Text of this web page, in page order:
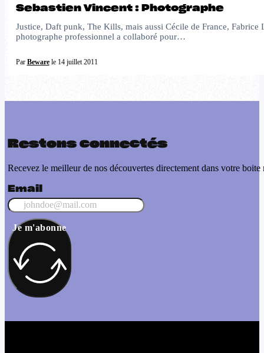
Sebastien Vincent : Photographe
Justice, Daft punk, The Kills, mais aussi Cécile de France,
photographe professionnel a collaboré pour…
Par Bewarele 14 juillet 2011
Restons connectés
Recevez le meilleur de nos découvertes directement dans votre boite
Email
Je m'abonne